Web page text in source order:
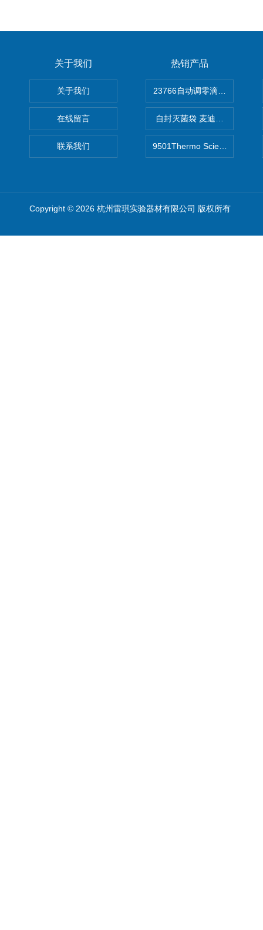
关于我们
关于我们
在线留言
联系我们
热销产品
自封灭菌袋 麦迪康Medicom
9501Thermo Scientific S1移
Copyright © 2026 杭州雷琪实验器材有限公司 版权所有